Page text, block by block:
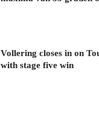
Vollering closes in on
with stage five win